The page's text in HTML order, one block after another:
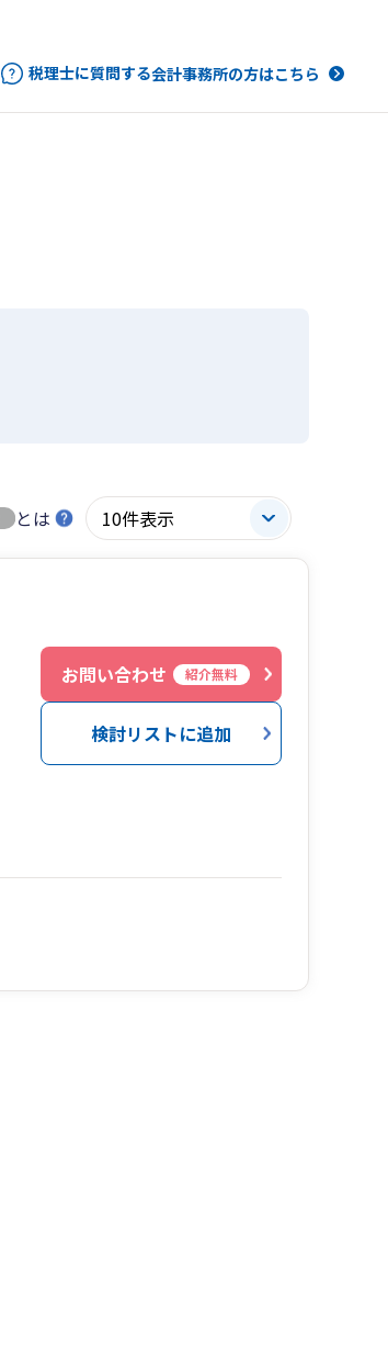
税理士に質問する会計事務所の方はこちら
とは
お問い合わせ 紹介無料
検討リストに追加